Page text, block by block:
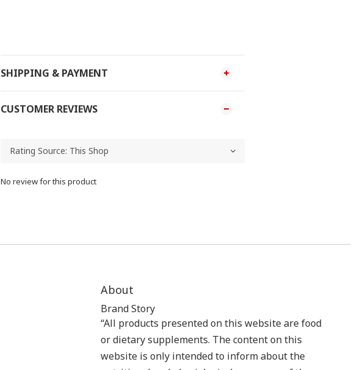
SHIPPING & PAYMENT
CUSTOMER REVIEWS
No review for this product
About
Brand Story
“All products presented on this website are food
or dietary supplements. The content on this
website is only intended to inform about the